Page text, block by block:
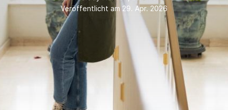
Veröffentlicht am 29. Apr. 2026